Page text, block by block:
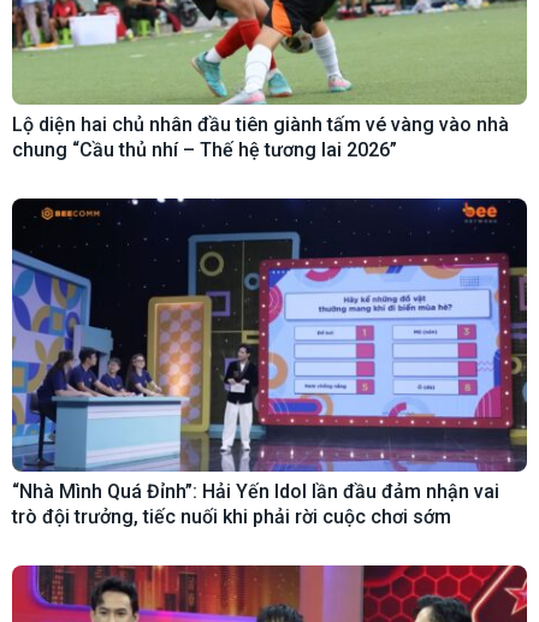
Lộ diện hai chủ nhân đầu tiên giành tấm vé vàng vào nhà
chung “Cầu thủ nhí – Thế hệ tương lai 2026”
“Nhà Mình Quá Đỉnh”: Hải Yến Idol lần đầu đảm nhận vai
trò đội trưởng, tiếc nuối khi phải rời cuộc chơi sớm